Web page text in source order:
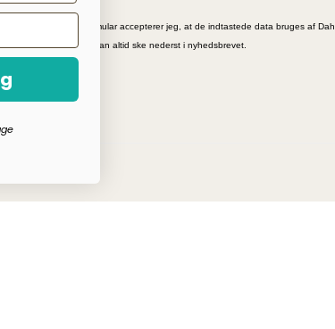
at indsende denne formular accepterer jeg, at de indtastede data bruges af
Afmelding kan altid ske nederst i nyhedsbrevet.